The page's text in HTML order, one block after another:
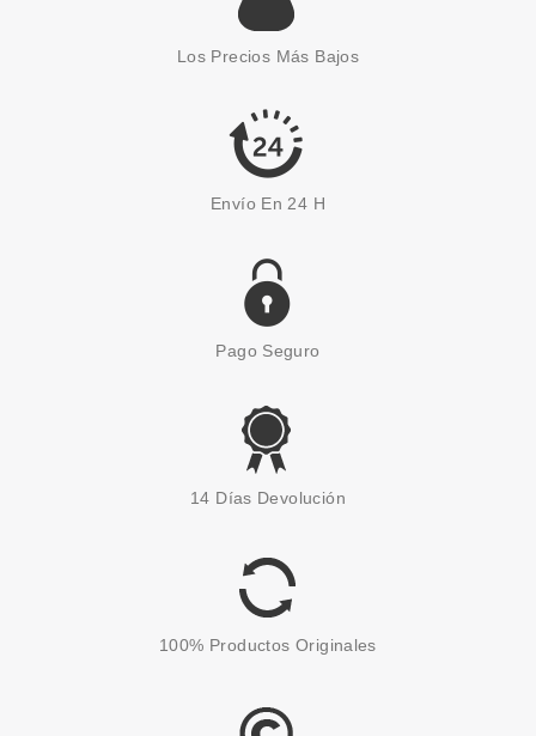
Los Precios Más Bajos
Envío En 24 H
Pago Seguro
14 Días Devolución
100% Productos Originales